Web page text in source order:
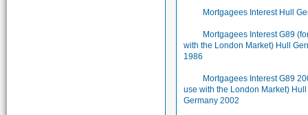
Mortgagees Interest Hull
Mortgagees Interest G89
with the London Market) Hull
1986
Mortgagees Interest G89
use with the London Market) Hull
Germany 2002